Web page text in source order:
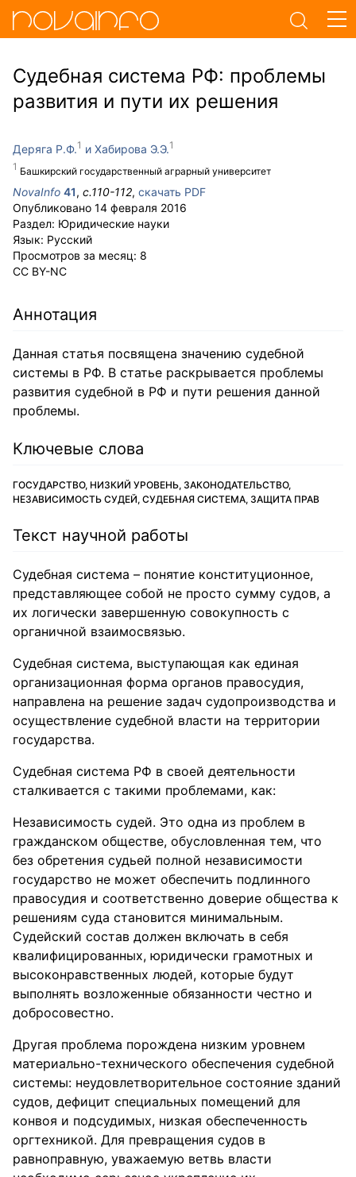
Судебная система РФ: проблемы
развития и пути их решения
Деряга Р.Ф.
Башкирский государственный аграрный университет
Хабирова Э.Э.
NovaInfo 41, с.110-112, скачать PDF
Опубликовано 14 февраля 2016
Раздел: Юридические науки
Язык: Русский
Просмотров за месяц: 8
CC BY-NC
Аннотация
Данная статья посвящена значению судебной
системы в РФ. В статье раскрывается проблемы
развития судебной в РФ и пути решения данной
проблемы.
Ключевые слова
ГОСУДАРСТВО, НИЗКИЙ УРОВЕНЬ, ЗАКОНОДАТЕЛЬСТВО,
НЕЗАВИСИМОСТЬ СУДЕЙ, СУДЕБНАЯ СИСТЕМА, ЗАЩИТА ПРАВ
Текст научной работы
Судебная система – понятие конституционное,
представляющее собой не просто сумму судов, а
их логически завершенную совокупность с
органичной взаимосвязью.
Судебная система, выступающая как единая
организационная форма органов правосудия,
направлена на решение задач судопроизводства и
осуществление судебной власти на территории
государства.
Судебная система РФ в своей деятельности
сталкивается с такими проблемами, как:
Независимость судей. Это одна из проблем в
гражданском обществе, обусловленная тем, что
без обретения судьей полной независимости
государство не может обеспечить подлинного
правосудия и соответственно доверие общества к
решениям суда становится минимальным.
Судейский состав должен включать в себя
квалифицированных, юридически грамотных и
высоконравственных людей, которые будут
выполнять возложенные обязанности честно и
добросовестно.
Другая проблема порождена низким уровнем
материально-технического обеспечения судебной
системы: неудовлетворительное состояние зданий
судов, дефицит специальных помещений для
конвоя и подсудимых, низкая обеспеченность
оргтехникой. Для превращения судов в
равноправную, уважаемую ветвь власти